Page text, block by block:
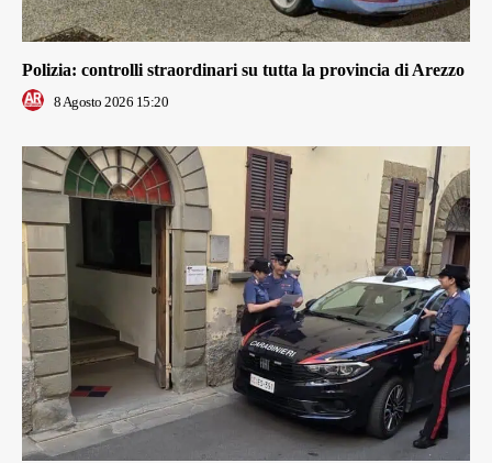
Polizia: controlli straordinari su tutta la provincia di Arezzo
8 Agosto 2026 15:20